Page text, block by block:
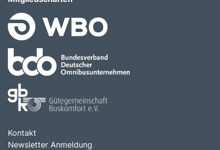
Kontakt
Newsletter Anmeldung